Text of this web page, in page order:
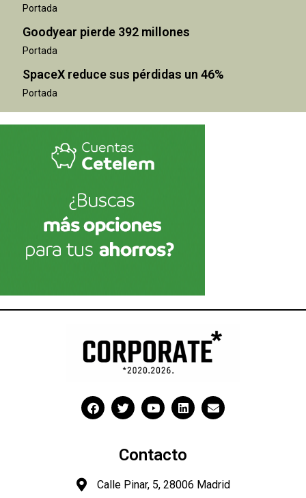
Portada
Goodyear pierde 392 millones
Portada
SpaceX reduce sus pérdidas un 46%
Portada
Contacto
Calle Pinar, 5, 28006 Madrid